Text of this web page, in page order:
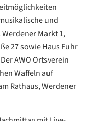
und
Markt 1,
27 sowie Haus Fuhr
AWO Ortsverein
Waffeln auf
Rathaus, Werdener